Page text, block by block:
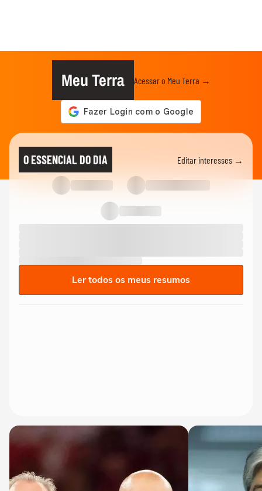
Meu Terra Acessar o Meu Terra →
O ESSENCIAL DO DIA Editar interesses →
Ler todos os meus resumos